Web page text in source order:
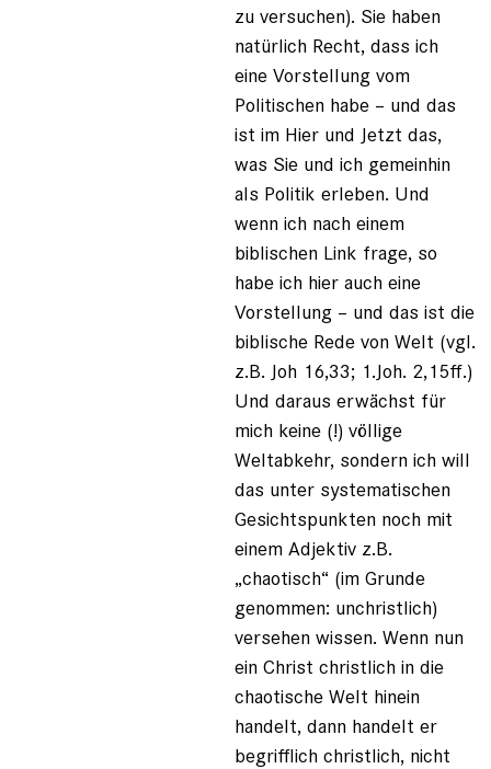
zu versuchen). Sie haben
natürlich Recht, dass ich
eine Vorstellung vom
Politischen habe – und das
ist im Hier und Jetzt das,
was Sie und ich gemeinhin
als Politik erleben. Und
wenn ich nach einem
biblischen Link frage, so
habe ich hier auch eine
Vorstellung – und das ist die
biblische Rede von Welt (vgl.
z.B. Joh 16,33; 1.Joh. 2,15ff.)
Und daraus erwächst für
mich keine (!) völlige
Weltabkehr, sondern ich will
das unter systematischen
Gesichtspunkten noch mit
einem Adjektiv z.B.
„chaotisch“ (im Grunde
genommen: unchristlich)
versehen wissen. Wenn nun
ein Christ christlich in die
chaotische Welt hinein
handelt, dann handelt er
begrifflich christlich, nicht